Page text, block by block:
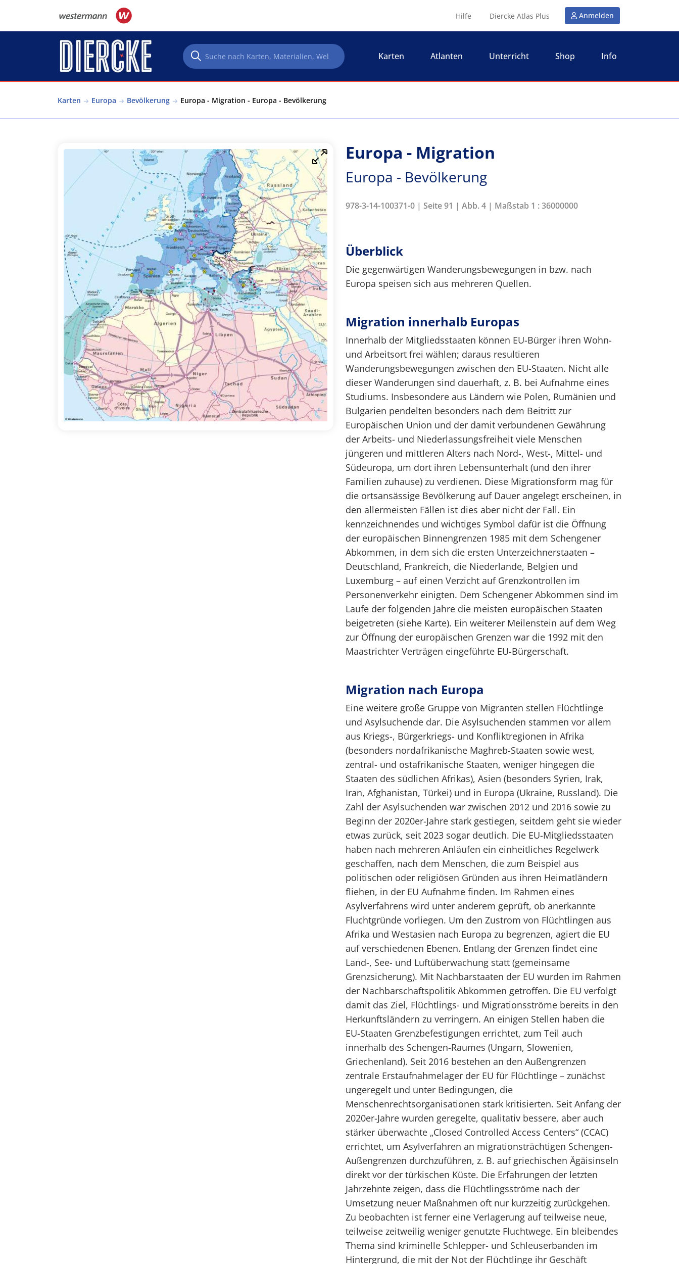
Hilfe Diercke Atlas Plus Anmelden
Karten Atlanten Unterricht Shop Info
Karten Europa Bevölkerung Europa - Migration - Europa - Bevölkerung
Europa - Migration
Europa - Bevölkerung
978-3-14-100371-0 | Seite 91 | Abb. 4 | Maßstab 1 : 36000000
Überblick
Die gegenwärtigen Wanderungsbewegungen in bzw. nach
Europa speisen sich aus mehreren Quellen.
Migration innerhalb Europas
Innerhalb der Mitgliedsstaaten können EU-Bürger ihren Wohn-
und Arbeitsort frei wählen; daraus resultieren
Wanderungsbewegungen zwischen den EU-Staaten. Nicht alle
dieser Wanderungen sind dauerhaft, z. B. bei Aufnahme eines
Studiums. Insbesondere aus Ländern wie Polen, Rumänien und
Bulgarien pendelten besonders nach dem Beitritt zur
Europäischen Union und der damit verbundenen Gewährung
der Arbeits- und Niederlassungsfreiheit viele Menschen
jüngeren und mittleren Alters nach Nord-, West-, Mittel- und
Südeuropa, um dort ihren Lebensunterhalt (und den ihrer
Familien zuhause) zu verdienen. Diese Migrationsform mag für
die ortsansässige Bevölkerung auf Dauer angelegt erscheinen, in
den allermeisten Fällen ist dies aber nicht der Fall. Ein
kennzeichnendes und wichtiges Symbol dafür ist die Öffnung
der europäischen Binnengrenzen 1985 mit dem Schengener
Abkommen, in dem sich die ersten Unterzeichnerstaaten –
Deutschland, Frankreich, die Niederlande, Belgien und
Luxemburg – auf einen Verzicht auf Grenzkontrollen im
Personenverkehr einigten. Dem Schengener Abkommen sind im
Laufe der folgenden Jahre die meisten europäischen Staaten
beigetreten (siehe Karte). Ein weiterer Meilenstein auf dem Weg
zur Öffnung der europäischen Grenzen war die 1992 mit den
Maastrichter Verträgen eingeführte EU-Bürgerschaft.
Migration nach Europa
Eine weitere große Gruppe von Migranten stellen Flüchtlinge
und Asylsuchende dar. Die Asylsuchenden stammen vor allem
aus Kriegs-, Bürgerkriegs- und Konfliktregionen in Afrika
(besonders nordafrikanische Maghreb-Staaten sowie west,
zentral- und ostafrikanische Staaten, weniger hingegen die
Staaten des südlichen Afrikas), Asien (besonders Syrien, Irak,
Iran, Afghanistan, Türkei) und in Europa (Ukraine, Russland). Die
Zahl der Asylsuchenden war zwischen 2012 und 2016 sowie zu
Beginn der 2020er-Jahre stark gestiegen, seitdem geht sie wieder
etwas zurück, seit 2023 sogar deutlich. Die EU-Mitgliedsstaaten
haben nach mehreren Anläufen ein einheitliches Regelwerk
geschaffen, nach dem Menschen, die zum Beispiel aus
politischen oder religiösen Gründen aus ihren Heimatländern
fliehen, in der EU Aufnahme finden. Im Rahmen eines
Asylverfahrens wird unter anderem geprüft, ob anerkannte
Fluchtgründe vorliegen. Um den Zustrom von Flüchtlingen aus
Afrika und Westasien nach Europa zu begrenzen, agiert die EU
auf verschiedenen Ebenen. Entlang der Grenzen findet eine
Land-, See- und Luftüberwachung statt (gemeinsame
Grenzsicherung). Mit Nachbarstaaten der EU wurden im Rahmen
der Nachbarschaftspolitik Abkommen getroffen. Die EU verfolgt
damit das Ziel, Flüchtlings- und Migrationsströme bereits in den
Herkunftsländern zu verringern. An einigen Stellen haben die
EU-Staaten Grenzbefestigungen errichtet, zum Teil auch
innerhalb des Schengen-Raumes (Ungarn, Slowenien,
Griechenland). Seit 2016 bestehen an den Außengrenzen
zentrale Erstaufnahmelager der EU für Flüchtlinge – zunächst
ungeregelt und unter Bedingungen, die
Menschenrechtsorganisationen stark kritisierten. Seit Anfang der
2020er-Jahre wurden geregelte, qualitativ bessere, aber auch
stärker überwachte „Closed Controlled Access Centers“ (CCAC)
errichtet, um Asylverfahren an migrationsträchtigen Schengen-
Außengrenzen durchzuführen, z. B. auf griechischen Ägäisinseln
direkt vor der türkischen Küste. Die Erfahrungen der letzten
Jahrzehnte zeigen, dass die Flüchtlingsströme nach der
Umsetzung neuer Maßnahmen oft nur kurzzeitig zurückgehen.
Zu beobachten ist ferner eine Verlagerung auf teilweise neue,
teilweise zeitweilig weniger genutzte Fluchtwege. Ein bleibendes
Thema sind kriminelle Schlepper- und Schleuserbanden im
Hintergrund, die mit der Not der Flüchtlinge ihr Geschäft